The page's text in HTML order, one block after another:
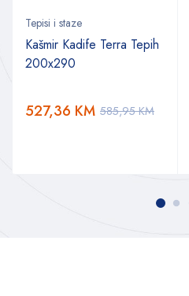
Tepisi i staze
Kašmir Kadife Terra Tepih
200x290
585,95KM
527,36 KM